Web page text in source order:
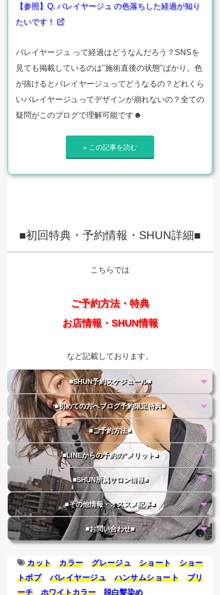
【参照】Q. バレイヤージュ の色落ちした経過が知り
たいです！
バレイヤージュ って経過はどうなんだろう？SNSを
見ても掲載しているのは"施術直後の状態"ばかり。色
が抜けるとバレイヤージュってどうなるの？どれくら
いバレイヤージュってデザインが崩れないの？全ての
疑問がこのブログで理解可能です☻
» この記事を読む
■初回特典・予約情報・SHUN詳細■
こちらでは
ご予約方法・特典
お店情報・SHUN情報
など記載しております。
■SHUN予約スケジュール■
■初めての方へブログ予約限定特典■
■ご予約方法■
■LINEからの予約の"メリット■
■SHUN所属サロン情報■
■その他情報・オススメ記事■
■お問い合わせ■
カット カラー グレージュ ショート
ショー
トボブ
バレイヤージュ ハンサムショート
ブリ
ーチ
ホワイトカラー 脱白髪染め